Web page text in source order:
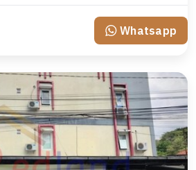
Whatsapp